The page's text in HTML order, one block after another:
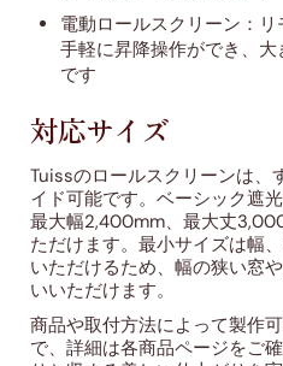
電動ロールスクリーン：
手軽に昇降操作ができ、
です
対応サイズ
Tuissのロールスクリーンは、
イド可能です。ベーシック遮
最大幅2,400mm、最大丈
ただけます。最小サイズは幅
いただけるため、幅の狭い窓
いいただけます。
商品や取付方法によって製作
で、詳細は各商品ページをご